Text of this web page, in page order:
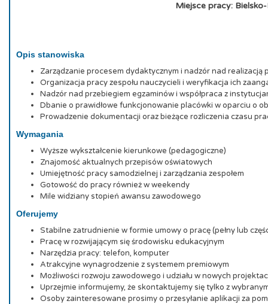
Miejsce pracy: Bielsko-
Opis stanowiska
Zarządzanie procesem dydaktycznym i nadzór nad realizacją
Organizacja pracy zespołu nauczycieli i weryfikacja ich
Nadzór nad przebiegiem egzaminów i współpraca z
Dbanie o prawidłowe funkcjonowanie placówki w oparciu o
Prowadzenie dokumentacji oraz bieżące rozliczenia czasu
Wymagania
Wyższe wykształcenie kierunkowe (pedagogiczne)
Znajomość aktualnych przepisów oświatowych
Umiejętność pracy samodzielnej i zarządzania zespołem
Gotowość do pracy również w weekendy
Mile widziany stopień awansu zawodowego
Oferujemy
Stabilne zatrudnienie w formie umowy o pracę (pełny lub
Pracę w rozwijającym się środowisku edukacyjnym
Narzędzia pracy: telefon, komputer
Atrakcyjne wynagrodzenie z systemem premiowym
Możliwości rozwoju zawodowego i udziału w nowych
Uprzejmie informujemy, że skontaktujemy się tylko z
Osoby zainteresowane prosimy o przesyłanie aplikacji za